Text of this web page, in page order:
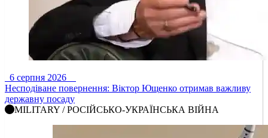
6 серпня 2026
Несподіване повернення: Віктор Ющенко отримав важливу
державну посаду
MILITARY / РОСІЙСЬКО-УКРАЇНСЬКА ВІЙНА